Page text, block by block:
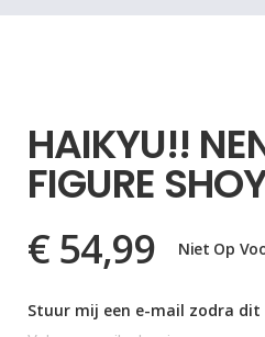
HAIKYU!!
FIGURE
€ 54,99 Niet Op
Stuur mij een e-mail zodra